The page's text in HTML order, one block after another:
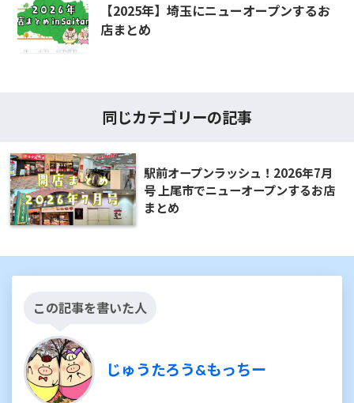
【2025年】埼玉にニューオープンするお
店まとめ
同じカテゴリーの記事
駅前オープンラッシュ！2026年7月
号 上尾市でニューオープンするお店
まとめ
この記事を書いた人
じゅうたろう&もっちー